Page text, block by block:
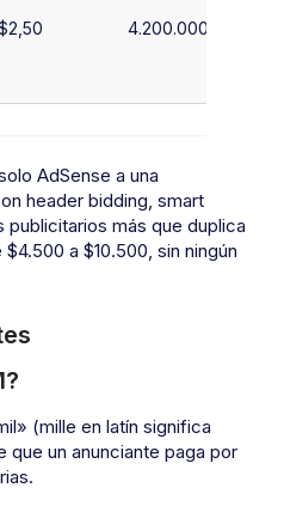
4.200.000
AdSense a una
header bidding, smart
más que duplica
a $10.500, sin ningún
(mille en latín significa
un anunciante paga por